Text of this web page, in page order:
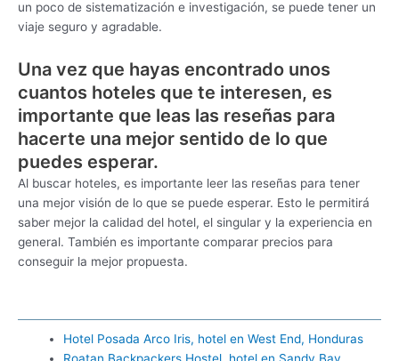
un poco de sistematización e investigación, se puede tener un
viaje seguro y agradable.
Una vez que hayas encontrado unos
cuantos hoteles que te interesen, es
importante que leas las reseñas para
hacerte una mejor sentido de lo que
puedes esperar.
Al buscar hoteles, es importante leer las reseñas para tener
una mejor visión de lo que se puede esperar. Esto le permitirá
saber mejor la calidad del hotel, el singular y la experiencia en
general. También es importante comparar precios para
conseguir la mejor propuesta.
Hotel Posada Arco Iris, hotel en West End, Honduras